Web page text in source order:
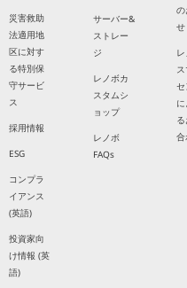
災害救助
法適用地
区に対す
る特別保
守サービ
ス
採用情報
ESG
コンプラ
イアンス
(英語)
投資家向
け情報 (英
語)
サーバー&
ストレー
ジ
レノボカ
スタムシ
ョップ
レノボ
FAQs
の
せ
レ
セ